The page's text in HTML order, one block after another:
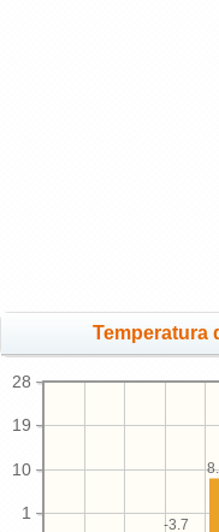
Temperatura
1
10
19
28
-3.7